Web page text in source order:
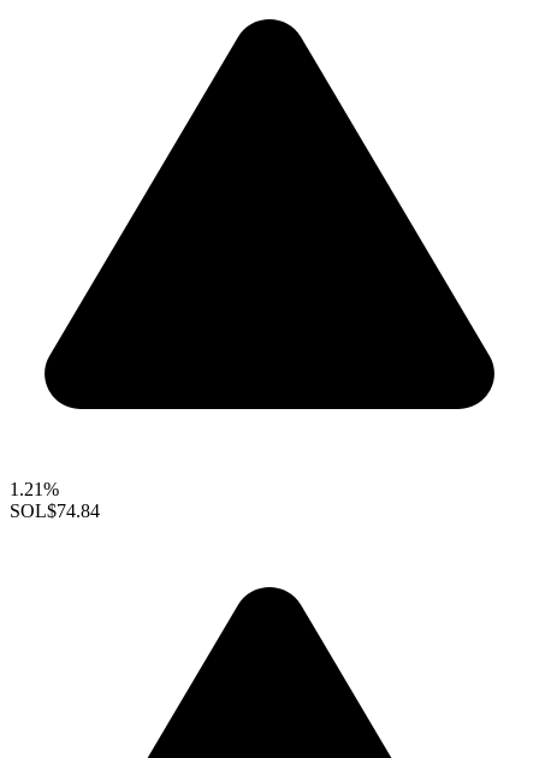
1.21%
SOL$74.84